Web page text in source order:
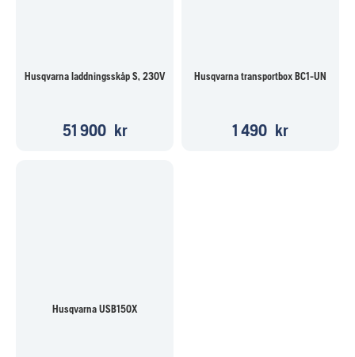
Husqvarna laddningsskåp S, 230V
51 900 kr
Husqvarna transportbox BC1-UN
1 490 kr
Husqvarna USB150X